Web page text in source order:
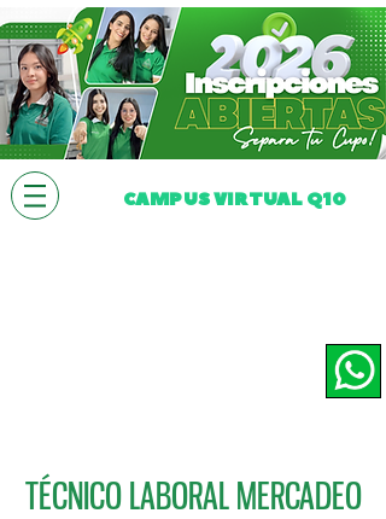
CAMPUS VIRTUAL Q10
TÉCNICO LABORAL MERCADEO